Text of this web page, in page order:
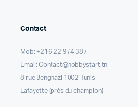
Contact
Mob: +216 22 974 387
Email: Contact@hobbystart.tn
8 rue Benghazi 1002 Tunis
Lafayette (prés du champion)